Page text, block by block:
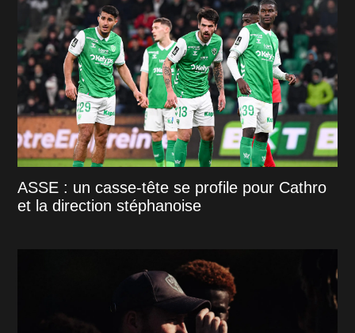
ASSE : un casse-tête se profile pour Cathro
et la direction stéphanoise